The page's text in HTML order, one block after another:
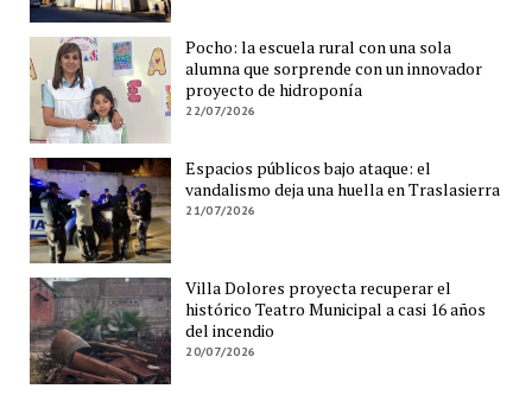
Pocho: la escuela rural con una sola
alumna que sorprende con un innovador
proyecto de hidroponía
22/07/2026
Espacios públicos bajo ataque: el
vandalismo deja una huella en Traslasierra
21/07/2026
Villa Dolores proyecta recuperar el
histórico Teatro Municipal a casi 16 años
del incendio
20/07/2026